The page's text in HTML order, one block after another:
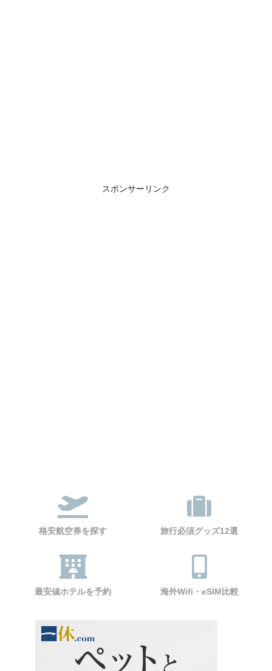
スポンサーリンク
格安航空券を探す 旅行必須グッズ12選
最安値ホテルを予約 海外Wifi・eSIM比較